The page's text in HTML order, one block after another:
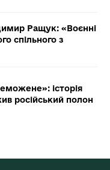
Ращук: «Воєнні
спільного з
історія
російський полон